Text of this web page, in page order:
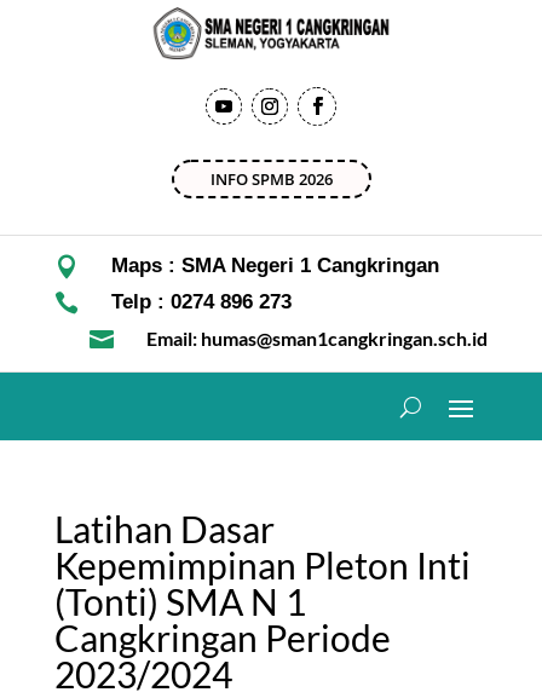
INFO SPMB 2026
 Maps : SMA Negeri 1 Cangkringan
 Telp : 0274 896 273
 Email: humas@sman1cangkringan.sch.id
Latihan Dasar
Kepemimpinan Pleton Inti
(Tonti) SMA N 1
Cangkringan Periode
2023/2024